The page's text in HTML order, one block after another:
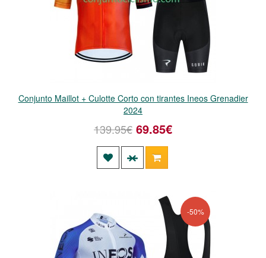
Conjunto Maillot + Culotte Corto con tirantes Ineos Grenadier
2024
139.95€ 69.85€
-50%